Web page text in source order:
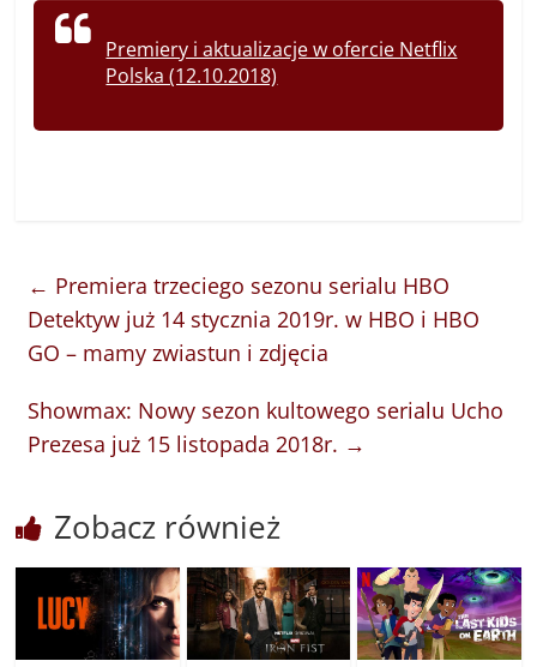
Premiery i aktualizacje w ofercie Netflix
Polska (12.10.2018)
← Premiera trzeciego sezonu serialu HBO
Detektyw już 14 stycznia 2019r. w HBO i HBO
GO – mamy zwiastun i zdjęcia
Showmax: Nowy sezon kultowego serialu Ucho
Prezesa już 15 listopada 2018r. →
Zobacz również